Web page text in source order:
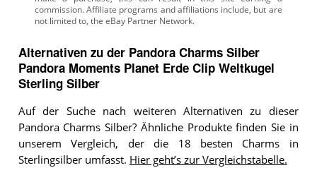
Alternativen zu der Pandora Charms Silber
Pandora Moments Planet Erde Clip Weltkugel
Sterling Silber
Auf der Suche nach weiteren Alternativen zu dieser
Pandora Charms Silber? Ähnliche Produkte finden Sie in
unserem Vergleich, der die 18 besten Charms in
Sterlingsilber umfasst. Hier geht’s zur Vergleichstabelle.